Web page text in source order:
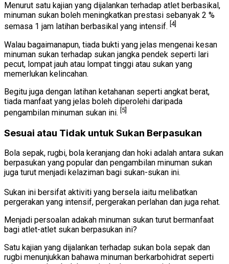
Menurut satu kajian yang dijalankan terhadap atlet berbasikal,
minuman sukan boleh meningkatkan prestasi sebanyak 2 %
semasa 1 jam latihan berbasikal yang intensif. [4]
Walau bagaimanapun, tiada bukti yang jelas mengenai kesan
minuman sukan terhadap sukan jangka pendek seperti lari
pecut, lompat jauh atau lompat tinggi atau sukan yang
memerlukan kelincahan.
Begitu juga dengan latihan ketahanan seperti angkat berat,
tiada manfaat yang jelas boleh diperolehi daripada
pengambilan minuman sukan ini. [5]
Sesuai atau Tidak untuk Sukan Berpasukan
Bola sepak, rugbi, bola keranjang dan hoki adalah antara sukan
berpasukan yang popular dan pengambilan minuman sukan
juga turut menjadi kelaziman bagi sukan-sukan ini.
Sukan ini bersifat aktiviti yang bersela iaitu melibatkan
pergerakan yang intensif, pergerakan perlahan dan juga rehat.
Menjadi persoalan adakah minuman sukan turut bermanfaat
bagi atlet-atlet sukan berpasukan ini?
Satu kajian yang dijalankan terhadap sukan bola sepak dan
rugbi menunjukkan bahawa minuman berkarbohidrat seperti